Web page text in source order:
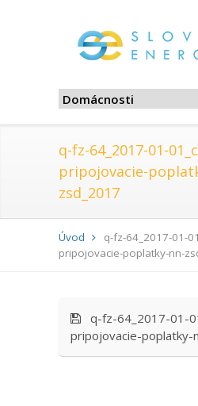
q-fz-64_2017-01-
pripojovacie-
zsd_2017
Úvod
q-fz-64_2017-01-
pripojovacie-poplatky-nn-
q-fz-64_2017-01-
pripojovacie-poplatky-